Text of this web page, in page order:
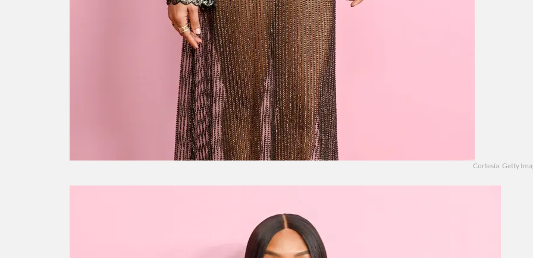
Cortesía: Getty